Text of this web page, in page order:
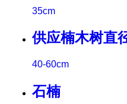
35cm
供应楠木树直
40-60cm
石楠